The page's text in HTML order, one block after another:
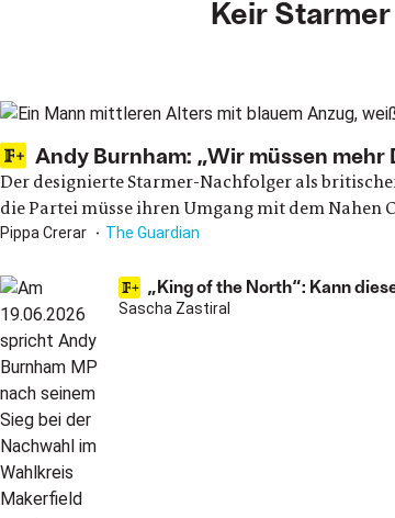
Keir Starmer
Main articles
Andy Burnham: „Wir müssen
Der designierte Starmer-Nachfolger als
die Partei müsse ihren Umgang mit dem Nahen
Pippa Crerar The Guardian
„King of the North“: Kann
Sascha Zastiral